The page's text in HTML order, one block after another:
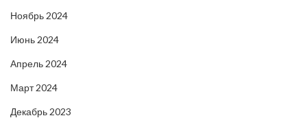
Ноябрь 2024
Июнь 2024
Апрель 2024
Март 2024
Декабрь 2023